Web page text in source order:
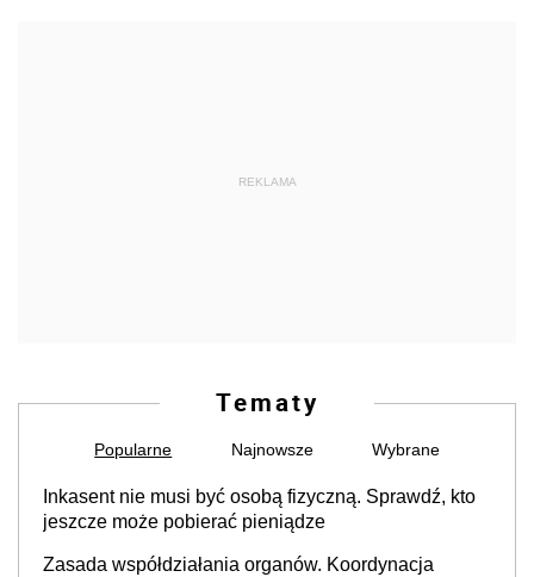
REKLAMA
Tematy
Popularne Najnowsze Wybrane
Inkasent nie musi być osobą fizyczną. Sprawdź, kto
jeszcze może pobierać pieniądze
Zasada współdziałania organów. Koordynacja